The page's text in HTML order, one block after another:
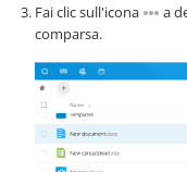
Fai clic sull'icona
a
comparsa.